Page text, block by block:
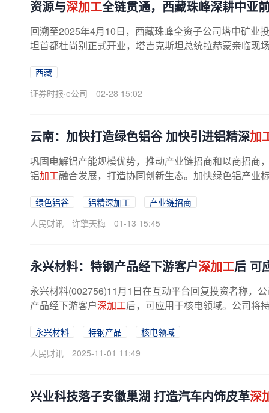
资源与深加工全链贯通，西藏珠峰深耕中亚
回溯至2025年4月10日，西藏珠峰全资子公司塔中矿业
坦首都杜尚别正式开业，塔吉克斯坦总统拉赫蒙亲临现
西藏
证券时报·e公司
02-28 15:02
云南：加快打造绿色铝谷 加快引进铝精深加
巩固电解铝产能规模优势，推动产业链招商和以商招商
铝加工融合发展，打造协同创新生态。加快绿色铝产业
绿色铝谷 铝精深加工
产业链招商
人民财讯
许擎天梅 01-13 15:45
永兴材料：特钢产品经下游客户深加工后 可
永兴材料(002756)11月1日在互动平台回复投资者称，
产品经下游客户深加工后，可应用于核电领域。公司将
永兴材料 特钢产品
核电领域
人民财讯
2025-11-01 11:49
兴业科技落子安徽巢湖 打造汽车内饰皮革深